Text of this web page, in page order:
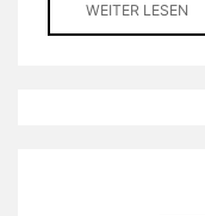
WEITER LESEN